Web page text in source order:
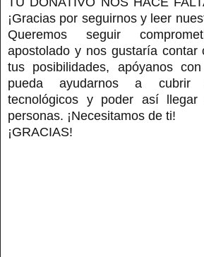
¡Gracias por seguirnos y leer
Queremos seguir
apostolado y nos gustaría contar
tus posibilidades, apóyanos
pueda ayudarnos a cubrir
tecnológicos y poder así
personas. ¡Necesitamos de ti!
¡GRACIAS!